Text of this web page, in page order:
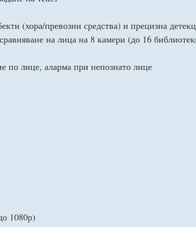
(хора/превозни средства) и прецизна
на лица на 8 камери (до 16
по лице, аларма при непознато лице
1080р)